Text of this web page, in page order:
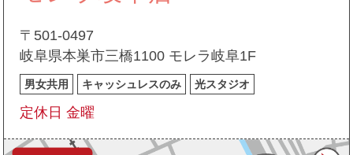
〒501-0497
岐阜県本巣市三橋1100 モレラ岐阜1F
男女共用 キャッシュレスのみ 光スタジオ
定休日 金曜